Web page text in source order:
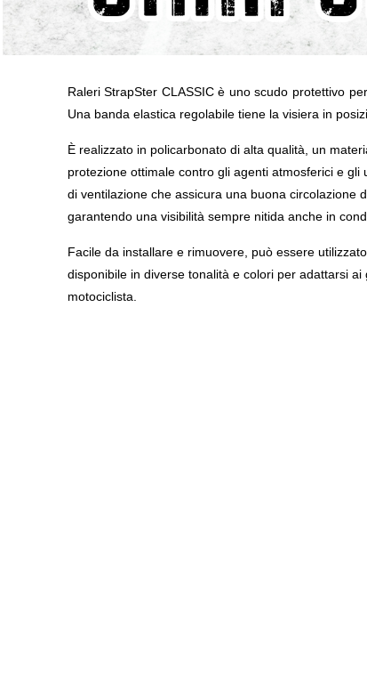
Raleri StrapSter CLASSIC è uno scudo protettivo
Una banda elastica regolabile tiene la visiera in
È realizzato in policarbonato di alta qualità, un
protezione ottimale contro gli agenti atmosferici e
di ventilazione che assicura una buona circolazione
garantendo una visibilità sempre nitida anche in
Facile da installare e rimuovere, può essere
disponibile in diverse tonalità e colori per adattarsi
motociclista.